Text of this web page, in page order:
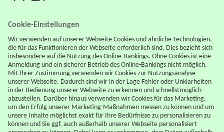
Support
FAQ
Downloadcenter
Karte sperren
Kontowechselservice
Rechtliches
AGB